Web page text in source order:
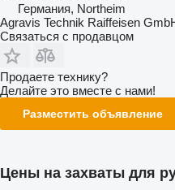
Германия, Northeim
Agravis Technik Raiffeisen
Связаться с продавцом
Продаете технику?
Делайте это вместе с нами!
Разместить объявление
Цены на захваты для